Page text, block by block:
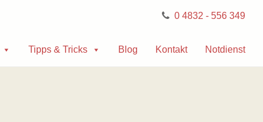
0 4832 - 556 349
Tipps & Tricks Blog Kontakt Notdienst